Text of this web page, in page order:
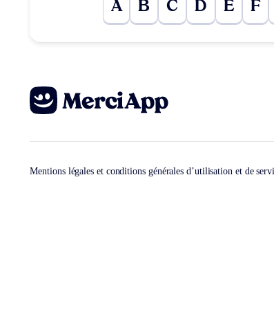
A B C D E F
Mentions légales et conditions générales d’utilisation et de